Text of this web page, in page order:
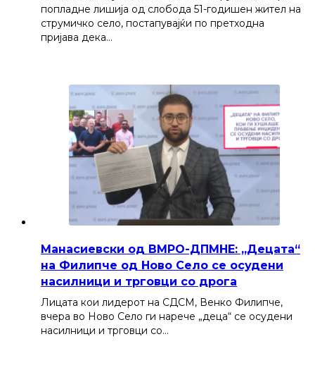
попладне лишија од слобода 51-годишен жител на
струмичко село, постапувајќи по претходна
пријава дека…
Манасиевски од ВМРО-ДПМНЕ: „Децата“
на Филипче од Ново Село се осудени
насилници и трговци со дрога
Лицата кои лидерот на СДСМ, Венко Филипче,
вчера во Ново Село ги нарече „деца“ се осудени
насилници и трговци со…